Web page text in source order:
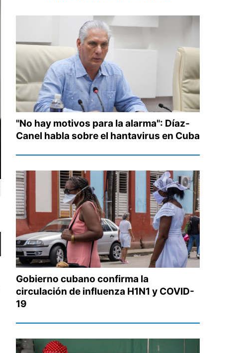
"No hay motivos para la alarma": Díaz-
Canel habla sobre el hantavirus en Cuba
Gobierno cubano confirma la
circulación de influenza H1N1 y COVID-
19